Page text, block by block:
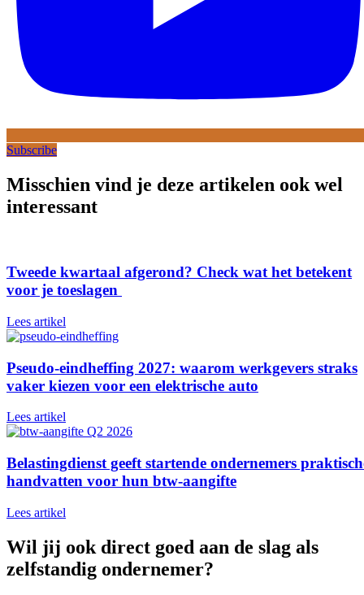
Subscribe
Misschien vind je deze artikelen ook wel
interessant
Tweede kwartaal afgerond? Check wat het betekent
voor je toeslagen
Lees artikel
Pseudo-eindheffing 2027: waarom werkgevers straks
vaker kiezen voor een elektrische auto
Lees artikel
Belastingdienst geeft startende ondernemers
handvatten voor hun btw-aangifte
Lees artikel
Wil jij ook direct goed aan de slag als
zelfstandig ondernemer?